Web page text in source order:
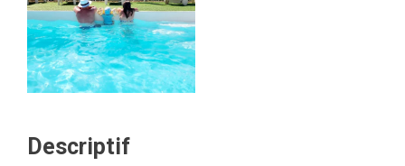
Descriptif